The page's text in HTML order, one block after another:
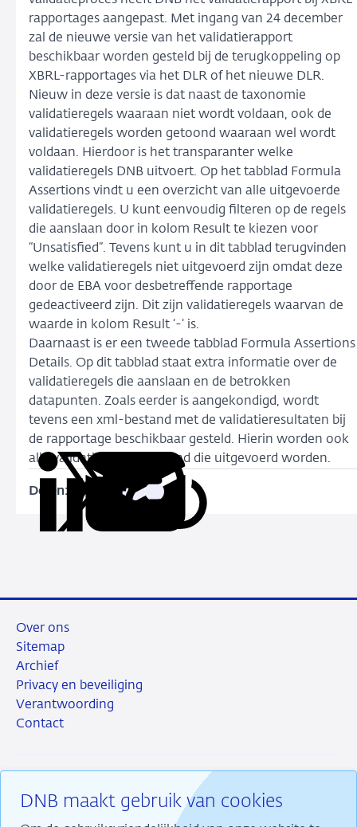
rapportages aangepast. Met ingang van 24 december
zal de nieuwe versie van het validatierapport
beschikbaar worden gesteld bij de terugkoppeling op
XBRL-rapportages via het DLR of het nieuwe DLR.
Nieuw in deze versie is dat naast de taxonomie
validatieregels waaraan niet wordt voldaan, ook de
validatieregels worden getoond waaraan wel wordt
voldaan. Hierdoor is het transparanter welke
validatieregels DNB uitvoert. Op het tabblad Formula
Assertions vindt u een overzicht van alle uitgevoerde
validatieregels. U kunt eenvoudig filteren op de regels
die aanslaan door in kolom Result te kiezen voor
“Unsatisfied”. Tevens kunt u in dit tabblad terugvinden
welke validatieregels niet uitgevoerd zijn omdat deze
door de EBA voor desbetreffende rapportage
gedeactiveerd zijn. Dit zijn validatieregels waarvan de
waarde in kolom Result ‘-‘ is.
Daarnaast is er een tweede tabblad Formula Assertions
Details. Op dit tabblad staat extra informatie over de
validatieregels die aanslaan en de betrokken
datapunten. Zoals eerder is aangekondigd, wordt
tevens een xml-bestand met de validatieresultaten bij
de rapportage beschikbaar gesteld. Hierin worden ook
alle validatieregels getoond die uitgevoerd worden.
Delen:
Deel
via
DeelDeelKopieer
DNB maakt gebruik van cookies
Over ons
Sitemap
Archief
Privacy en beveiliging
Verantwoording
Contact
RSS InstagramLinkedin
X